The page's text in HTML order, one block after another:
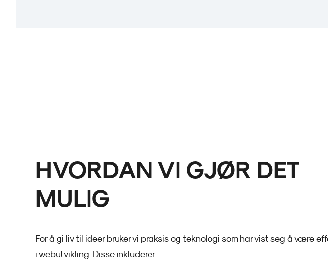
HVORDAN VI GJØR DET
MULIG
For å gi liv til ideer bruker vi praksis og teknologi som har vist seg å være
i webutvikling. Disse inkluderer: